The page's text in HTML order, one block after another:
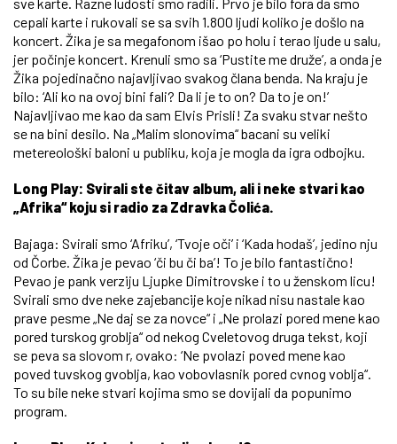
cepali karte i rukovali se sa svih 1.800 ljudi koliko je došlo na
koncert. Žika je sa megafonom išao po holu i terao ljude u salu,
jer počinje koncert. Krenuli smo sa ‘Pustite me druže’, a onda je
Žika pojedinačno najavljivao svakog člana benda. Na kraju je
bilo: ‘Ali ko na ovoj bini fali? Da li je to on? Da to je on!’
Najavljivao me kao da sam Elvis Prisli! Za svaku stvar nešto
se na bini desilo. Na „Malim slonovima“ bacani su veliki
metereološki baloni u publiku, koja je mogla da igra odbojku.
Long Play: Svirali ste čitav album, ali i neke stvari kao
„Afrika“ koju si radio za Zdravka Čolića.
Bajaga: Svirali smo ‘Afriku’, ‘Tvoje oči’ i ‘Kada hodaš’, jedino nju
od Čorbe. Žika je pevao ‘či bu či ba’! To je bilo fantastično!
Pevao je pank verziju Ljupke Dimitrovske i to u ženskom licu!
Svirali smo dve neke zajebancije koje nikad nisu nastale kao
prave pesme „Ne daj se za novce“ i „Ne prolazi pored mene kao
pored turskog groblja“ od nekog Cveletovog druga tekst, koji
se peva sa slovom r, ovako: ‘Ne pvolazi poved mene kao
poved tuvskog gvoblja, kao vobovlasnik pored cvnog voblja“.
To su bile neke stvari kojima smo se dovijali da popunimo
program.